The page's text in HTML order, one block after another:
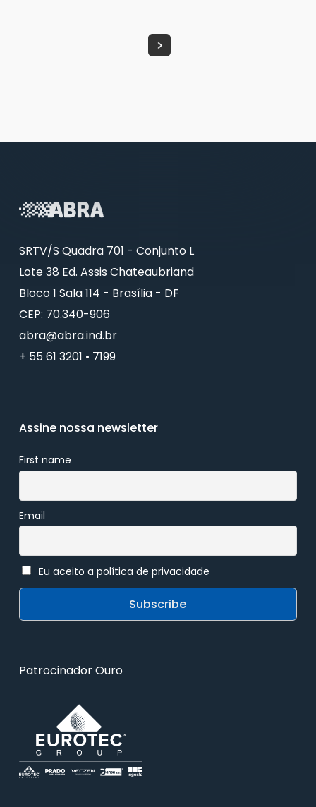
SRTV/S Quadra 701 - Conjunto L
Lote 38 Ed. Assis Chateaubriand
Bloco 1 Sala 114 - Brasília - DF
CEP: 70.340-906
abra@abra.ind.br
+ 55 61 3201 • 7199
Assine nossa newsletter
First name
Email
Eu aceito a política de privacidade
Patrocinador Ouro